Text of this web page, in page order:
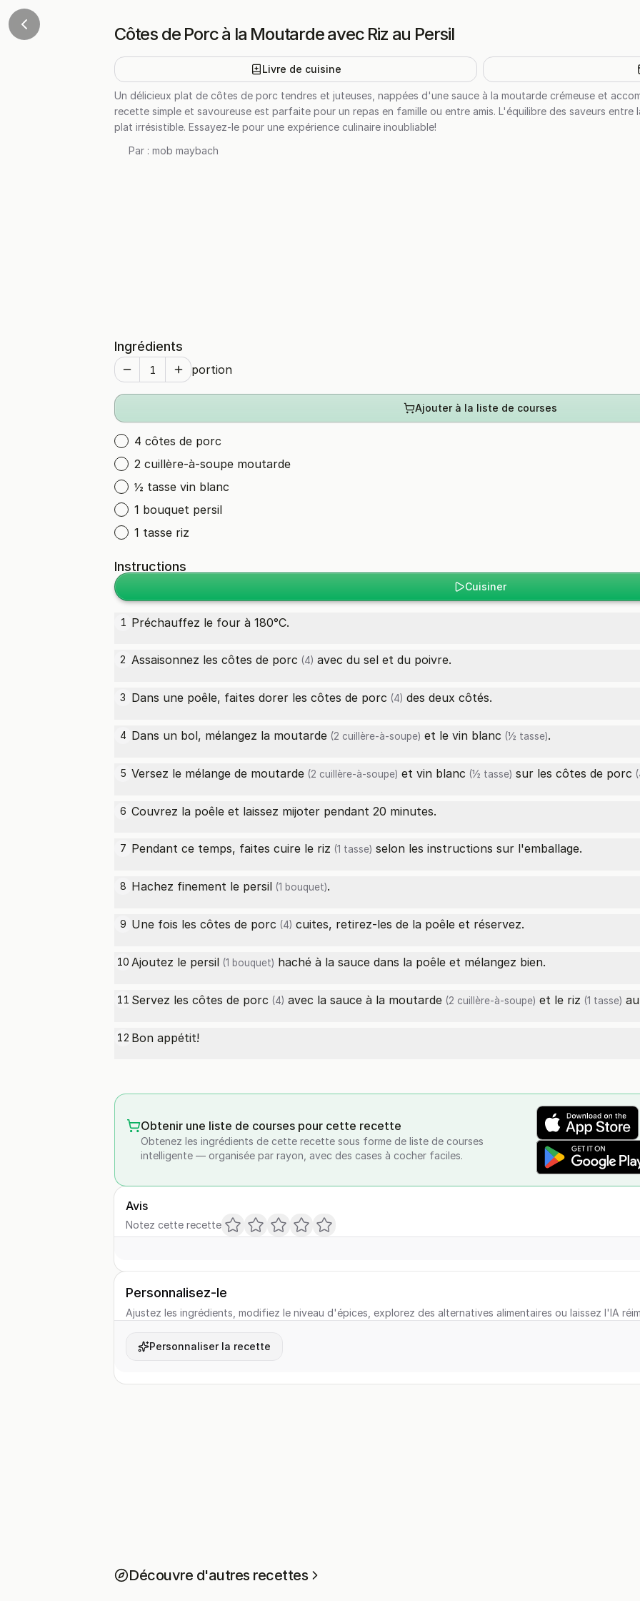
Côtes de Porc à la Moutarde avec Riz au Persil
Livre de cuisine
Un délicieux plat de côtes de porc tendres et juteuses, nappées d'une sauce à la moutarde crémeuse et
recette simple et savoureuse est parfaite pour un repas en famille ou entre amis. L'équilibre des saveurs entre
plat irrésistible. Essayez-le pour une expérience culinaire inoubliable!
Par : mob maybach
Ingrédients
portion
Ajouter à la liste de courses
4 côtes de porc
2 cuillère-à-soupe moutarde
½ tasse vin blanc
1 bouquet persil
1 tasse riz
Instructions
Cuisiner
1 Préchauffez le four à 180°C.
2 Assaisonnez les côtes de porc (4) avec du sel et du poivre.
3 Dans une poêle, faites dorer les côtes de porc (4) des deux côtés.
4 Dans un bol, mélangez la moutarde (2 cuillère-à-soupe) et le vin blanc (½ tasse).
5 Versez le mélange de moutarde (2 cuillère-à-soupe) et vin blanc (½ tasse) sur les côtes de porc
6 Couvrez la poêle et laissez mijoter pendant 20 minutes.
7 Pendant ce temps, faites cuire le riz (1 tasse) selon les instructions sur l'emballage.
8 Hachez finement le persil (1 bouquet).
9 Une fois les côtes de porc (4) cuites, retirez-les de la poêle et réservez.
10 Ajoutez le persil (1 bouquet) haché à la sauce dans la poêle et mélangez bien.
11 Servez les côtes de porc (4) avec la sauce à la moutarde (2 cuillère-à-soupe) et le riz (1 tasse)
12 Bon appétit!
Obtenir une liste de courses pour cette recette
Obtenez les ingrédients de cette recette sous forme de liste de courses
intelligente — organisée par rayon, avec des cases à cocher faciles.
Avis
Notez cette recette
Personnalisez-le
Ajustez les ingrédients, modifiez le niveau d'épices, explorez des alternatives alimentaires ou laissez l'IA
Personnaliser la recette
Découvre d'autres recettes